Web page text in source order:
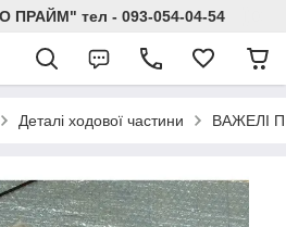
ПРАЙМ" тел - 093-054-04-54
Деталі ходової частини ВАЖЕЛІ